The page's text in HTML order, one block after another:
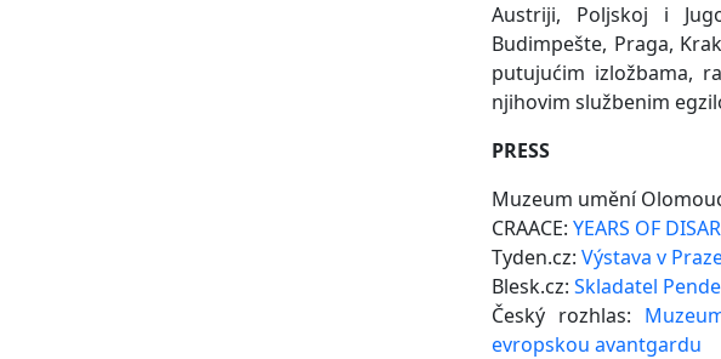
Austriji, Poljskoj i
Budimpešte, Praga,
putujućim izložbama,
njihovim službenim
PRESS
Muzeum umění
CRAACE: YEARS OF
Tyden.cz: Výstava v
Blesk.cz: Skladatel
Český rozhlas:
evropskou avantgardu